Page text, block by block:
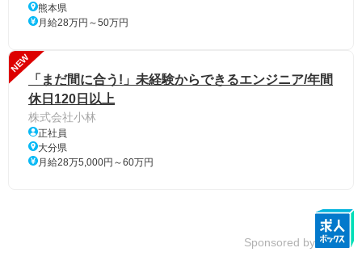
熊本県
月給28万円～50万円
NEW
「まだ間に合う!」未経験からできるエンジニア/年間
休日120日以上
株式会社小林
正社員
大分県
月給28万5,000円～60万円
Sponsored by